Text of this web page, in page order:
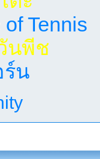
Tennis
นพีช
ร์น